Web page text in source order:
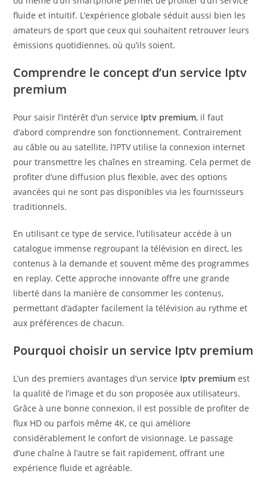
fluide et intuitif. L’expérience globale séduit aussi bien les
amateurs de sport que ceux qui souhaitent retrouver leurs
émissions quotidiennes, où qu’ils soient.
Comprendre le concept d’un service Iptv
premium
Pour saisir l’intérêt d’un service Iptv premium, il faut
d’abord comprendre son fonctionnement. Contrairement
au câble ou au satellite, l’IPTV utilise la connexion internet
pour transmettre les chaînes en streaming. Cela permet de
profiter d’une diffusion plus flexible, avec des options
avancées qui ne sont pas disponibles via les fournisseurs
traditionnels.
En utilisant ce type de service, l’utilisateur accède à un
catalogue immense regroupant la télévision en direct, les
contenus à la demande et souvent même des programmes
en replay. Cette approche innovante offre une grande
liberté dans la manière de consommer les contenus,
permettant d’adapter facilement la télévision au rythme et
aux préférences de chacun.
Pourquoi choisir un service Iptv premium
L’un des premiers avantages d’un service Iptv premium est
la qualité de l’image et du son proposée aux utilisateurs.
Grâce à une bonne connexion, il est possible de profiter de
flux HD ou parfois même 4K, ce qui améliore
considérablement le confort de visionnage. Le passage
d’une chaîne à l’autre se fait rapidement, offrant une
expérience fluide et agréable.